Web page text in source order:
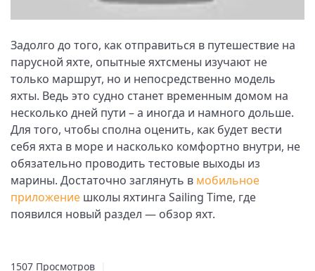
Задолго до того, как отправиться в путешествие на
парусной яхте, опытные яхтсмены изучают не
только маршрут, но и непосредственно модель
яхты. Ведь это судно станет временным домом на
несколько дней пути – а иногда и намного дольше.
Для того, чтобы сполна оценить, как будет вести
себя яхта в море и насколько комфортно внутри, не
обязательно проводить тестовые выходы из
марины. Достаточно заглянуть в мобильное
приложение школы яхтинга Sailing Time, где
появился новый раздел — обзор яхт.
1507 Просмотров